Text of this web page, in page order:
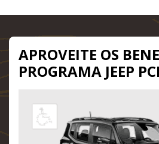
APROVEITE OS
PROGRAMA JEEP